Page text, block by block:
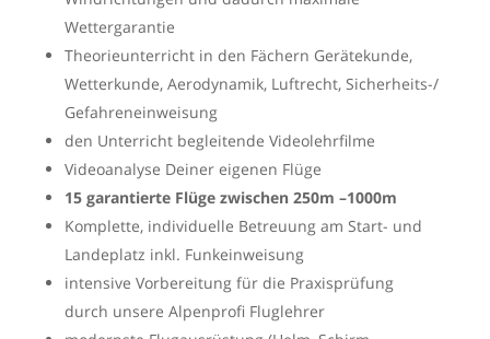
Wettergarantie
Theorieunterricht in den Fächern Gerätekunde,
Wetterkunde, Aerodynamik, Luftrecht, Sicherheits-/
Gefahreneinweisung
den Unterricht begleitende Videolehrfilme
Videoanalyse Deiner eigenen Flüge
15 garantierte Flüge zwischen 250m –1000m
Komplette, individuelle Betreuung am Start- und
Landeplatz inkl. Funkeinweisung
intensive Vorbereitung für die Praxisprüfung
durch unsere Alpenprofi Fluglehrer